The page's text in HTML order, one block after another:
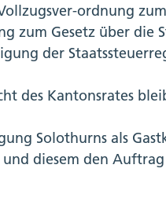
ordnung
zum Gesetz über die
der
des Kantonsrates
Solothurns als
diesem den